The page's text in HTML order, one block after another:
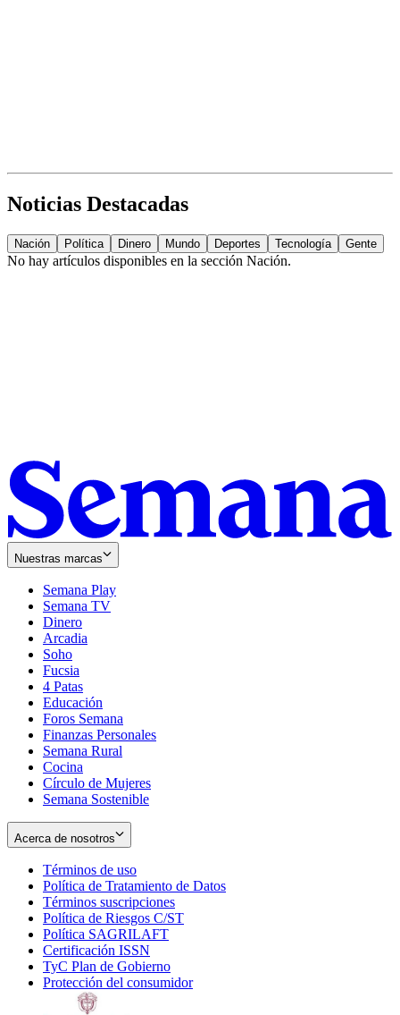
Noticias Destacadas
Nación Política Dinero Mundo Deportes Tecnología Gente
No hay artículos disponibles en la sección Nación.
Nuestras marcas
Semana Play
Semana TV
Dinero
Arcadia
Soho
in
new
window
Fucsia
in
new
window
4 Patas
Educación
Foros Semana
Finanzas Personales
Semana Rural
Cocina
Círculo de Mujeres
Semana Sostenible
Acerca de nosotros
Términos de uso
in
new
window
Política de Tratamiento de Datos
Términos suscripciones
in
Política de Riesgos C/ST
Política SAGRILAFT
new
window
Certificación ISSN
in
new
TyC Plan de Gobierno
in
Protección del consumidorOpens